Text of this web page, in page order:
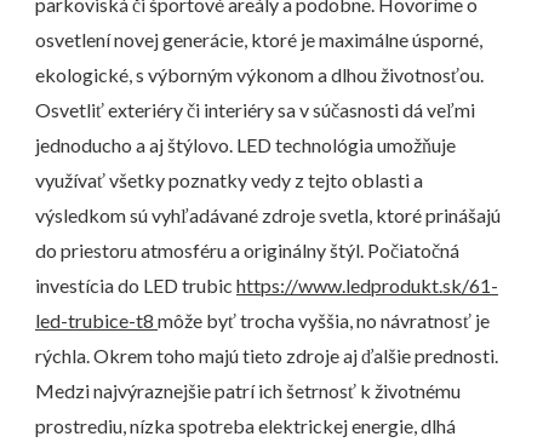
parkoviská či športové areály a podobne. Hovoríme o
osvetlení novej generácie, ktoré je maximálne úsporné,
ekologické, s výborným výkonom a dlhou životnosťou.
Osvetliť exteriéry či interiéry sa v súčasnosti dá veľmi
jednoducho a aj štýlovo. LED technológia umožňuje
využívať všetky poznatky vedy z tejto oblasti a
výsledkom sú vyhľadávané zdroje svetla, ktoré prinášajú
do priestoru atmosféru a originálny štýl. Počiatočná
investícia do LED trubic https://www.ledprodukt.sk/61-
led-trubice-t8 môže byť trocha vyššia, no návratnosť je
rýchla. Okrem toho majú tieto zdroje aj ďalšie prednosti.
Medzi najvýraznejšie patrí ich šetrnosť k životnému
prostrediu, nízka spotreba elektrickej energie, dlhá